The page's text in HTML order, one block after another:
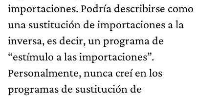
importaciones. Podría describirse como
una sustitución de importaciones a la
inversa, es decir, un programa de
“estímulo a las importaciones”.
Personalmente, nunca creí en los
programas de sustitución de